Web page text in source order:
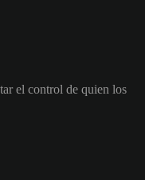
el control de quien los